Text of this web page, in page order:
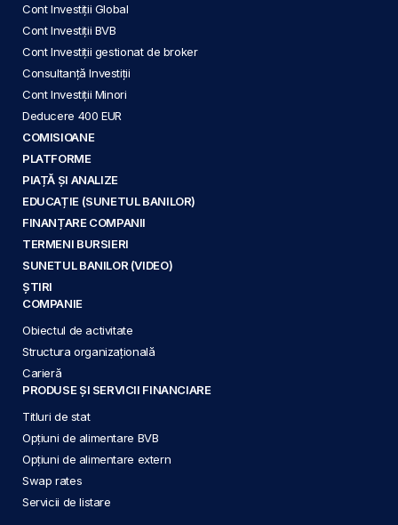
Cont Investiții Global
Cont Investiții BVB
Cont Investiții gestionat de broker
Consultanță Investiții
Cont Investiții Minori
Deducere 400 EUR
COMISIOANE
PLATFORME
PIAȚĂ ȘI ANALIZE
EDUCAȚIE (SUNETUL BANILOR)
FINANȚARE COMPANII
TERMENI BURSIERI
SUNETUL BANILOR (VIDEO)
ȘTIRI
COMPANIE
Obiectul de activitate
Structura organizațională
Carieră
PRODUSE ȘI SERVICII FINANCIARE
Titluri de stat
Opțiuni de alimentare BVB
Opțiuni de alimentare extern
Swap rates
Servicii de listare